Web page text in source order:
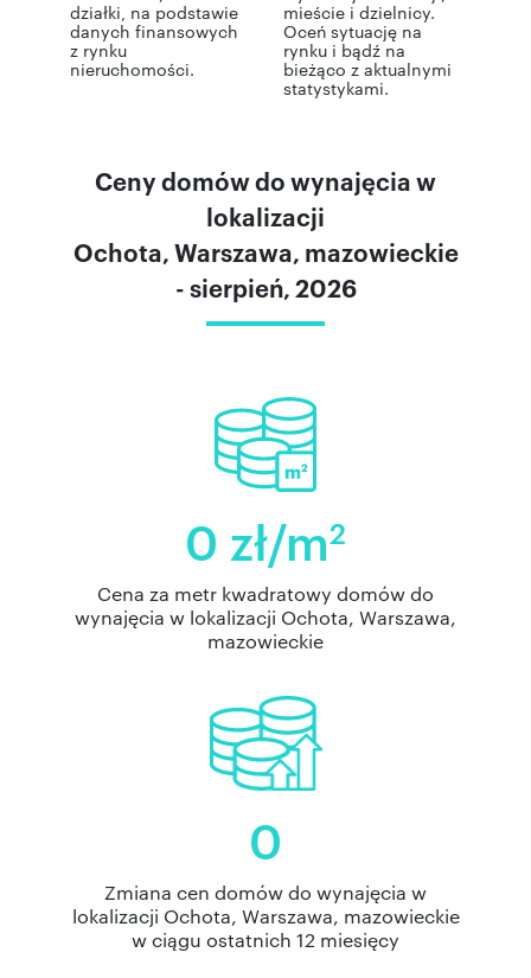
działki, na podstawie
danych finansowych
z rynku
nieruchomości.
mieście i dzielnicy.
Oceń sytuację na
rynku i bądź na
bieżąco z aktualnymi
statystykami.
Ceny domów do wynajęcia w
lokalizacji
Ochota, Warszawa, mazowieckie
- sierpień, 2026
0 zł/m2
Cena za metr kwadratowy domów do
wynajęcia w lokalizacji Ochota, Warszawa,
mazowieckie
0
Zmiana cen domów do wynajęcia w
lokalizacji Ochota, Warszawa, mazowieckie
w ciągu ostatnich 12 miesięcy